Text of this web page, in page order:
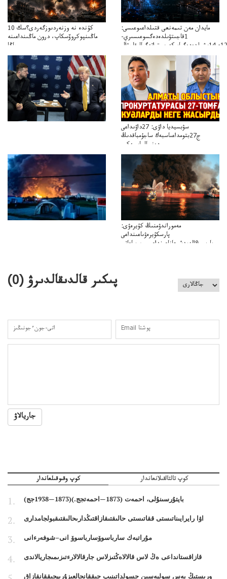
10 كۇندە نە وزنەردىوزگەردى؟سك
ماڭىنپوكروۆسكاپ، درون ماڭىنداعىنە
جاڭا
باقاساپباسشىنىدرونكتيكاسوعىسىجانەجاڭاباسقولباسشىنىڭتاكتيكاسى
مايدان مەن تىمەنعى قتىلداعىوعىسى:
1قاجىتۋىلدەدەگسوعىسىري-
سۋبسيديا داۋى: 27داۋىداعى
ج27بتومداعىاسبەك ساجۇمباقدىڭ
دەنسالماسبەكىر
بەردىسادىربايدىڭدەنساۋلىعىسىربەردى
مەموراندۋمنىڭ كۇيرەۋى:
پارسكۇيرەۋىاعىنداعى
پارسى&الەمدشىعاناعىنداعىسىن ساعاتى
پىكىر قالدىقالدىرۋ (0
)
جاريالاۋ
كوپ وقىوقىلعاندار كوپ تالتالقىلانعاندار
بايتۇرسىنۇلى، احمەت (1873—احمەتجج.)(1873—1938جج)
اۋا رايرايىناتىستى ققاتىستى حالىقتىقازاقتىڭدارىحالىقتىقبولجامدارى
مۇراتبەك سارباسوۆسارباسوۆ انى–شوفەرءانى
قازاقستانداعى ەڭ لاس قالالاەڭتىزلاس جارقالالارءتىزىمىجاريالاندى
ورىستىڭ بەس سولبەسىن جسولداتىنىپ جىققانجالعىزۇرىپجىققانقازاق